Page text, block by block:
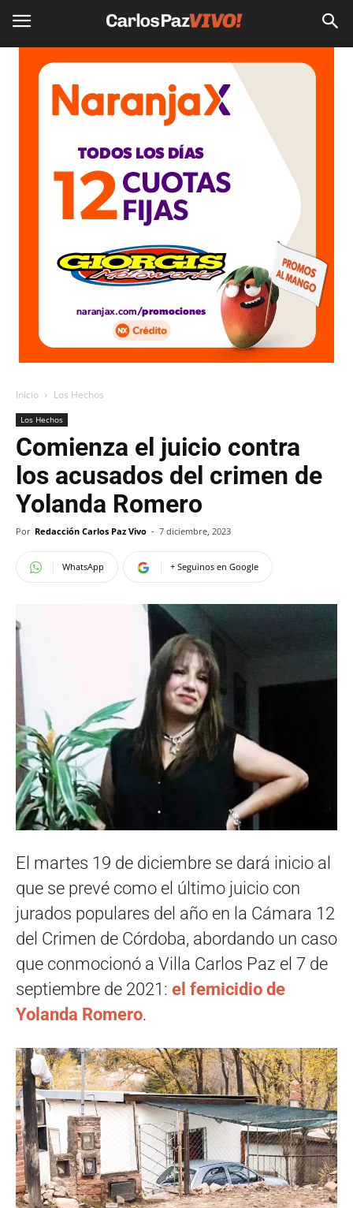
Inicio Los Hechos
Los Hechos
Comienza el juicio contra
los acusados del crimen de
Yolanda Romero
Por Redacción Carlos Paz Vivo - 7 diciembre, 2023
WhatsApp + Seguinos en Google
El martes 19 de diciembre se dará inicio al
que se prevé como el último juicio con
jurados populares del año en la Cámara 12
del Crimen de Córdoba, abordando un caso
que conmocionó a Villa Carlos Paz el 7 de
septiembre de 2021: el femicidio de
Yolanda Romero.